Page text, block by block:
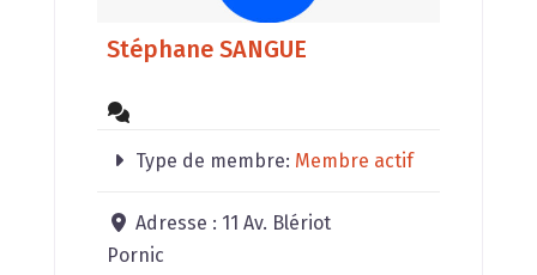
Stéphane SANGUE
Type de membre: Membre actif
Adresse : 11 Av. Blériot
Pornic